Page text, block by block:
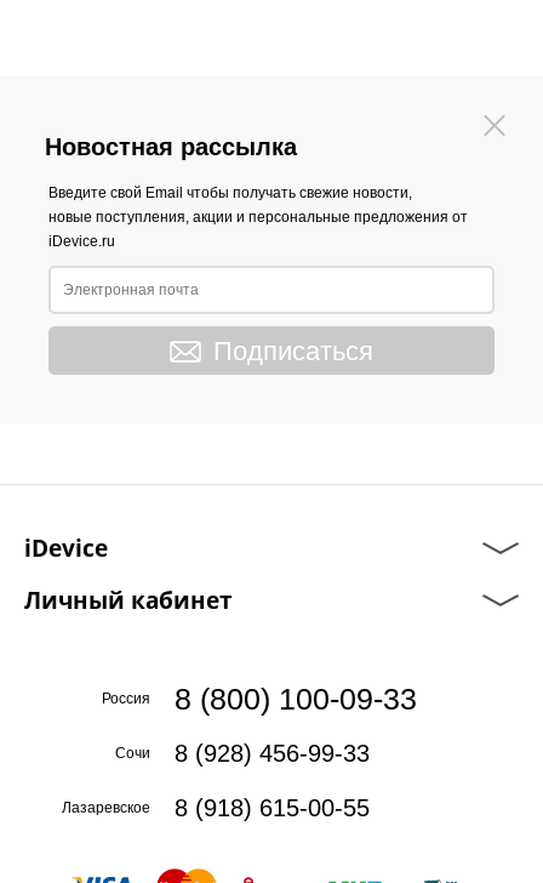
Новостная рассылка
Введите свой Email чтобы получать свежие новости,
новые поступления, акции и персональные предложения от
iDevice.ru
Подписаться
iDevice
Личный кабинет
Россия 8 (800) 100-09-33
Сочи 8 (928) 456-99-33
Лазаревское 8 (918) 615-00-55